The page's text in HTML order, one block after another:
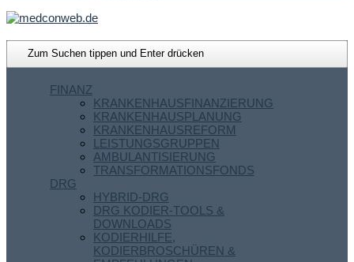
FINANZ
KRANKENHAUSFINANZIERUNG
KRANKENHAUSPLANUNG
KRANKENHAUSREFORM
LEISTUNGSGRUPPEN
AMBULANTISIERUNG
TRANSFORMATIONSFONDS
DRG
HYBRID-DRG
DRG KODIER-TOOLS &
DOWNLOADS
KODIERHILFE,
KODIERBROSCHÜREN &